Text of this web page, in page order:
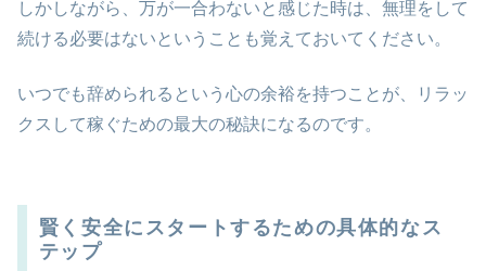
しかしながら、万が一合わないと感じた時は、無理をして
続ける必要はないということも覚えておいてください。
いつでも辞められるという心の余裕を持つことが、リラッ
クスして稼ぐための最大の秘訣になるのです。
賢く安全にスタートするための具体的なス
テップ